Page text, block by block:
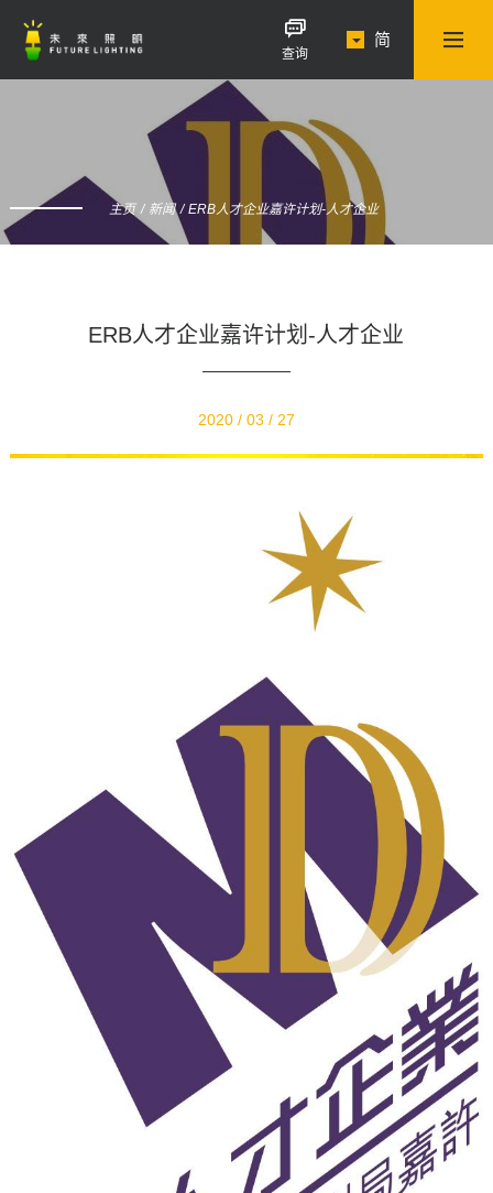
查询
简
主页 新闻 ERB人才企业嘉许计划-人才企业
ERB人才企业嘉许计划-人才企业
2020 / 03 / 27